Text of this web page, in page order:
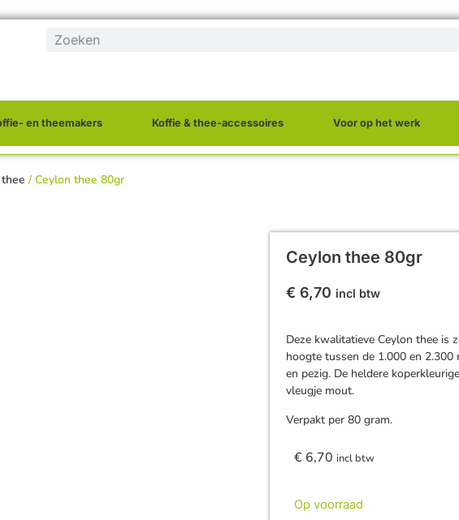
en theemakers Koffie & thee-accessoires Voor op het werk
/ Ceylon thee 80gr
Ceylon thee 80gr
€ 6,70 incl btw
Deze kwalitatieve Ceylon thee is
hoogte tussen de 1.000 en
en pezig. De heldere
vleugje mout.
Verpakt per 80 gram.
€ 6,70 incl btw
Op voorraad